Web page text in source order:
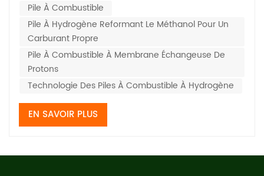
Pile À Combustible
Pile À Hydrogène Reformant Le Méthanol Pour Un
Carburant Propre
Pile À Combustible À Membrane Échangeuse De
Protons
Technologie Des Piles À Combustible À Hydrogène
EN SAVOIR PLUS